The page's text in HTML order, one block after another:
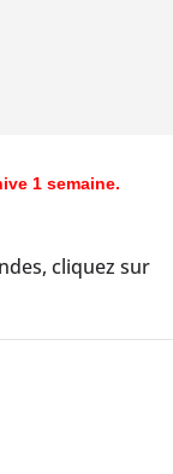
1 semaine.
cliquez sur